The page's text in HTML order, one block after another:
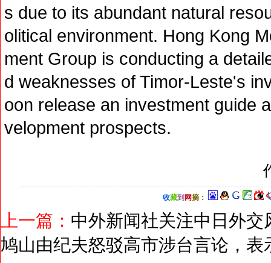
s due to its abundant natural
olitical environment. Hong Kong
ment Group is conducting a
d weaknesses of Timor-Leste's
oon release an investment guide
velopment prospects.
收藏到 网摘：
上一篇： 中外新闻社关注中日外交
鸠山由纪夫怒驳高市涉台言论，表